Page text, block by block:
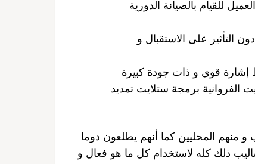
للقيام بالصيانة الدورية
التأثير على الاستقبال و
إشارة قوي و ذات جودة كبيرة
الفروانية برمجة ستلايت تمديد
و منهم المحليين كما أنهم يطلعون دوما
ذلك كله لاستخدام كل ما هو فعال و